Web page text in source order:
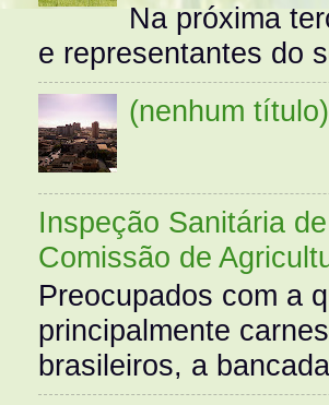
Na próxima
e representantes do
(nenhum título)
Inspeção Sanitária
Comissão de
Preocupados com a
principalmente
brasileiros, a